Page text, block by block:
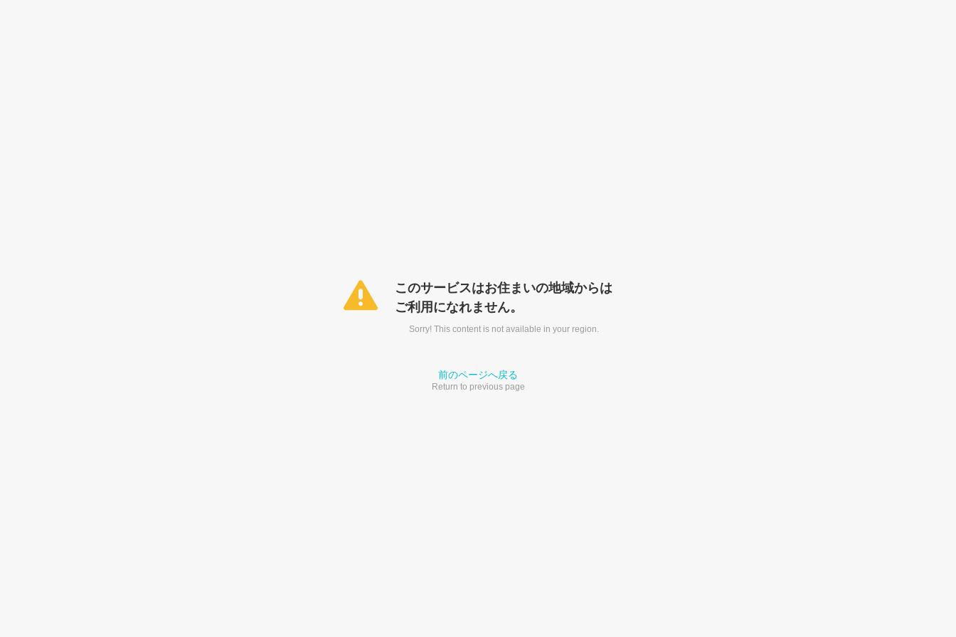
このサービスはお住まいの地域からは
ご利用になれません。
Sorry! This content is not available in your region.
前のページへ戻る
Return to previous page